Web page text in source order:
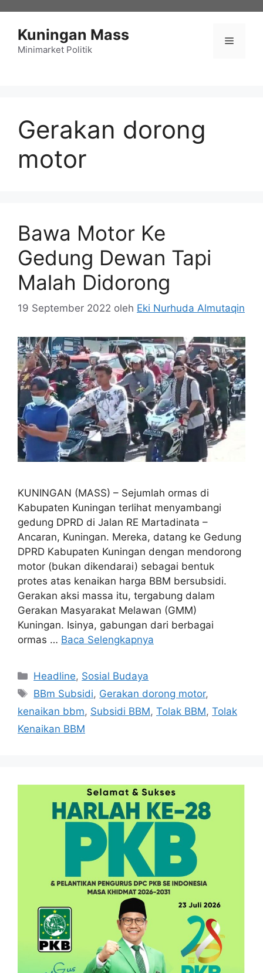
Kuningan Mass
Minimarket Politik
Menu
Gerakan dorong
motor
Bawa Motor Ke
Gedung Dewan Tapi
Malah Didorong
19 September 2022 oleh Eki Nurhuda Almutaqin
KUNINGAN (MASS) – Sejumlah ormas di
Kabupaten Kuningan terlihat menyambangi
gedung DPRD di Jalan RE Martadinata –
Ancaran, Kuningan. Mereka, datang ke Gedung
DPRD Kabupaten Kuningan dengan mendorong
motor (bukan dikendarai) sebagai bentuk
protes atas kenaikan harga BBM bersubsidi.
Gerakan aksi massa itu, tergabung dalam
Gerakan Masyarakat Melawan (GMM)
Kuningan. Isinya, gabungan dari berbagai
ormas … Baca Selengkapnya
Kategori
Headline, Sosial Budaya
Tag
BBm Subsidi, Gerakan dorong motor,
kenaikan bbm, Subsidi BBM, Tolak BBM, Tolak
Kenaikan BBM